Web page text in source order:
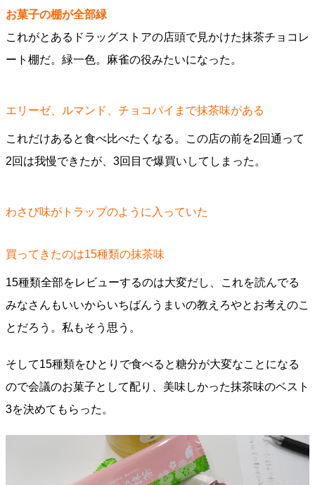
お菓子の棚が全部緑
これがとあるドラッグストアの店頭で見かけた抹茶チョコレ
ート棚だ。緑一色。麻雀の役みたいになった。
エリーゼ、ルマンド、チョコパイまで抹茶味がある
これだけあると食べ比べたくなる。この店の前を2回通って
2回は我慢できたが、3回目で爆買いしてしまった。
わさび味がトラップのように入っていた
買ってきたのは15種類の抹茶味
15種類全部をレビューするのは大変だし、これを読んでる
みなさんもいいからいちばんうまいの教えろやとお考えのこ
とだろう。私もそう思う。
そして15種類をひとりで食べると糖分が大変なことになる
ので会議のお菓子として配り、美味しかった抹茶味のベスト
3を決めてもらった。